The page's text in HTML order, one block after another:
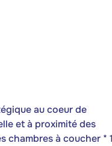
au coeur de
et à proximité des
chambres à coucher * 1